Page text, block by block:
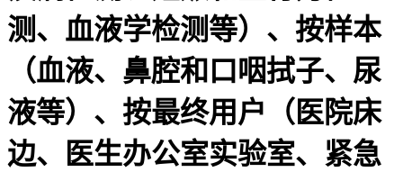
测、血液学检测等）、按样本
（血液、鼻腔和口咽拭子、尿
液等）、按最终用户（医院床
边、医生办公室实验室、紧急